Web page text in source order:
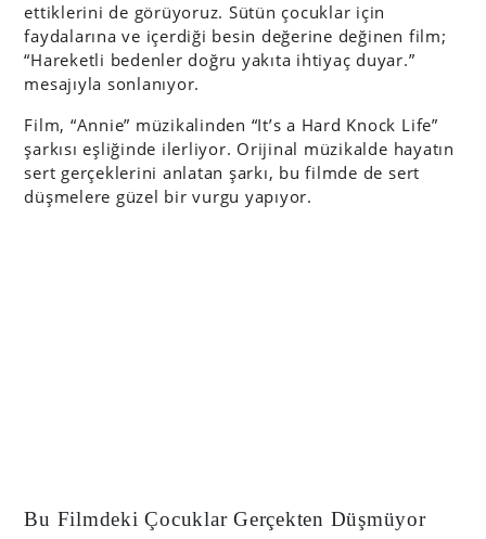
ettiklerini de görüyoruz. Sütün çocuklar için
faydalarına ve içerdiği besin değerine değinen film;
“Hareketli bedenler doğru yakıta ihtiyaç duyar.”
mesajıyla sonlanıyor.
Film, “Annie” müzikalinden “It’s a Hard Knock Life”
şarkısı eşliğinde ilerliyor. Orijinal müzikalde hayatın
sert gerçeklerini anlatan şarkı, bu filmde de sert
düşmelere güzel bir vurgu yapıyor.
Bu Filmdeki Çocuklar Gerçekten Düşmüyor